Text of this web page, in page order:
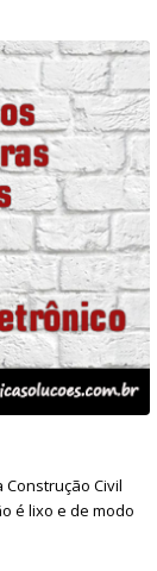
Civil
é lixo e de modo